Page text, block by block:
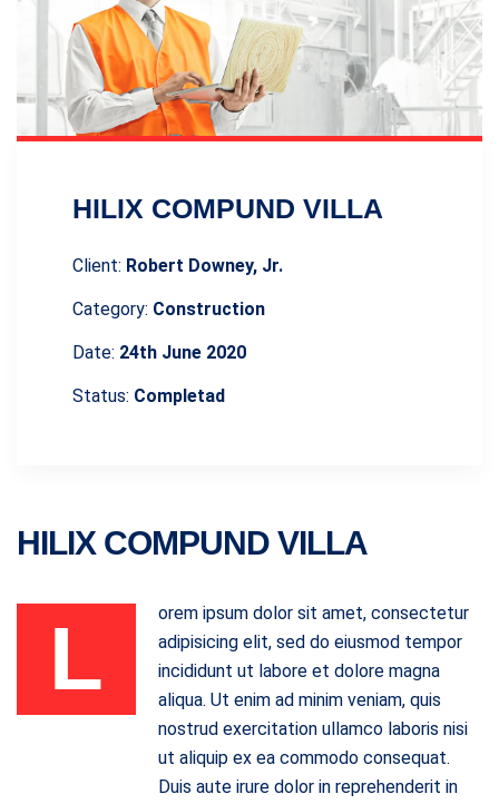
HILIX COMPUND VILLA
Client: Robert Downey, Jr.
Category: Construction
Date: 24th June 2020
Status: Completad
HILIX COMPUND VILLA
L
orem ipsum dolor sit amet, consectetur
adipisicing elit, sed do eiusmod tempor
incididunt ut labore et dolore magna
aliqua. Ut enim ad minim veniam, quis
nostrud exercitation ullamco laboris nisi
ut aliquip ex ea commodo consequat.
Duis aute irure dolor in reprehenderit in